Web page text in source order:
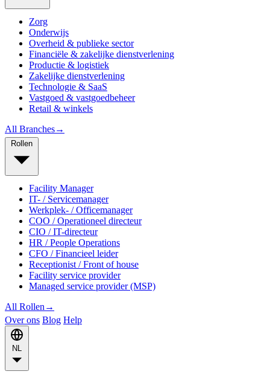
Zorg
Onderwijs
Overheid & publieke sector
Financiële & zakelijke dienstverlening
Productie & logistiek
Zakelijke dienstverlening
Technologie & SaaS
Vastgoed & vastgoedbeheer
Retail & winkels
All Branches→
Facility Manager
IT- / Servicemanager
Werkplek- / Officemanager
COO / Operationeel directeur
CIO / IT-directeur
HR / People Operations
CFO / Financieel leider
Receptionist / Front of house
Facility service provider
Managed service provider (MSP)
All Rollen →
Over ons Blog Help